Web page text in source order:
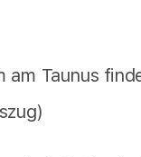
am Taunus